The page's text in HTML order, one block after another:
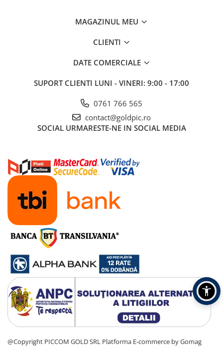
MAGAZINUL MEU
CLIENTI
DATE COMERCIALE
SUPORT CLIENTI LUNI - VINERI: 9:00 - 17:00
0761 766 565
contact@goldpic.ro
SOCIAL URMARESTE-NE IN SOCIAL MEDIA
@Copyright PICCOM GOLD SRL Platforma E-commerce by Gomag